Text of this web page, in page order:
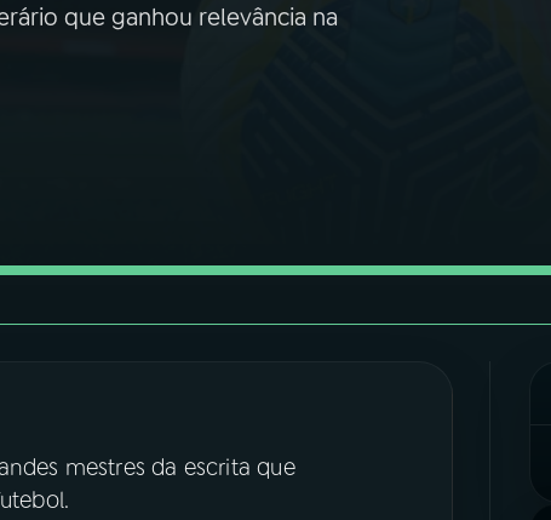
que ganhou relevância na
mestres da escrita que